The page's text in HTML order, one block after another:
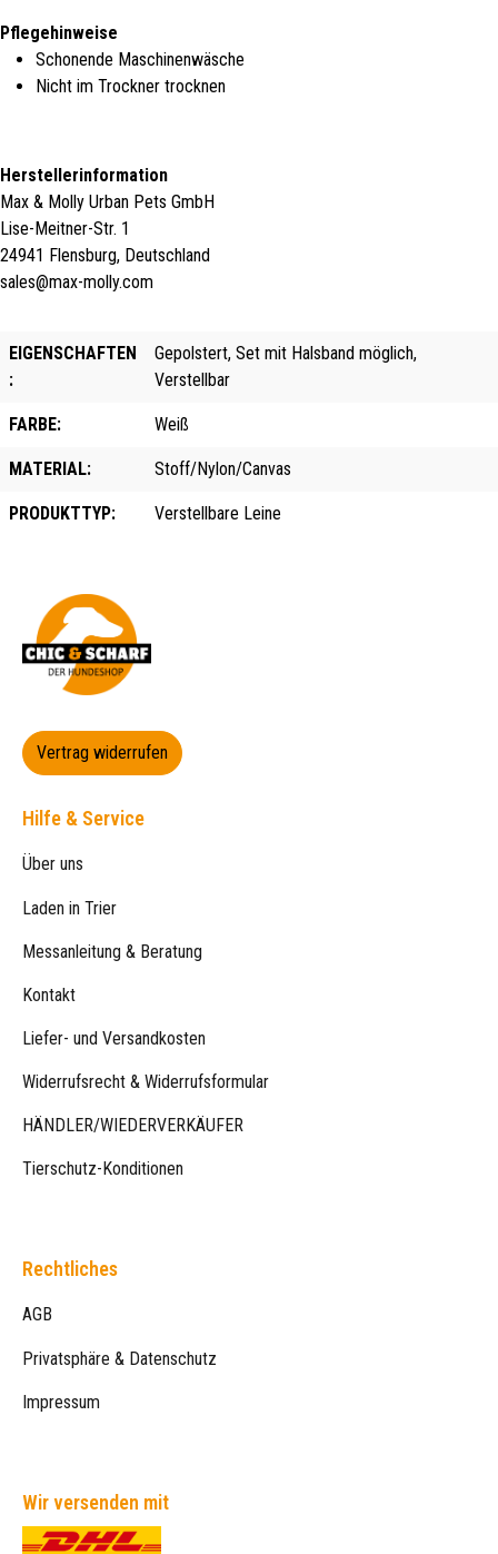
Pflegehinweise
Schonende Maschinenwäsche
Nicht im Trockner trocknen
Herstellerinformation
Max & Molly Urban Pets GmbH
Lise-Meitner-Str. 1
24941 Flensburg, Deutschland
sales@max-molly.com
EIGENSCHAFTEN
:
Gepolstert, Set mit Halsband möglich,
Verstellbar
FARBE: Weiß
MATERIAL: Stoff/Nylon/Canvas
PRODUKTTYP: Verstellbare Leine
Vertrag widerrufen
Hilfe & Service
Über uns
Laden in Trier
Messanleitung & Beratung
Kontakt
Liefer- und Versandkosten
Widerrufsrecht & Widerrufsformular
HÄNDLER/WIEDERVERKÄUFER
Tierschutz-Konditionen
Rechtliches
AGB
Privatsphäre & Datenschutz
Impressum
Wir versenden mit